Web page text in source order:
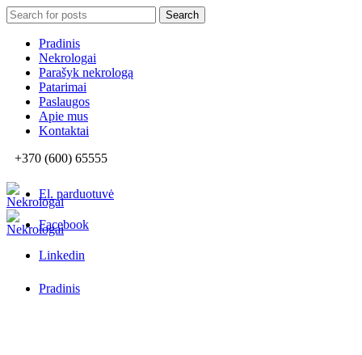
Search
for:
Search
Pradinis
Nekrologai
Parašyk nekrologą
Patarimai
Paslaugos
Apie mus
Kontaktai
+370 (600) 65555
El. parduotuvė
Facebook
Linkedin
Pradinis